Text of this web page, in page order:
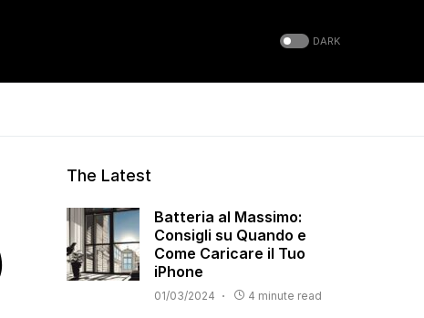
DARK
The Latest
Batteria al Massimo:
Consigli su Quando e
Come Caricare il Tuo
iPhone
01/03/2024 4 minute read